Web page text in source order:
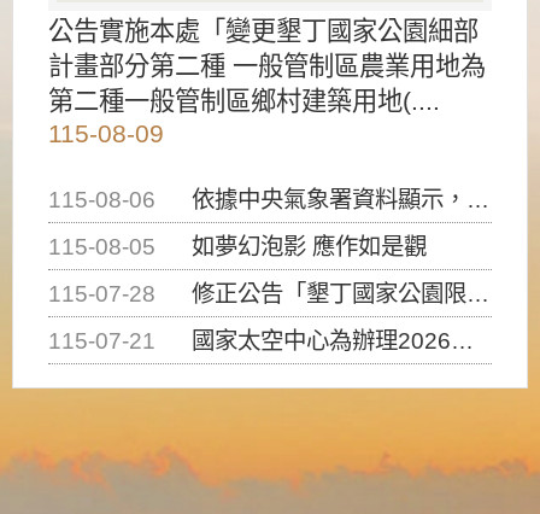
公告實施本處「變更墾丁國家公園細部
計畫部分第二種 一般管制區農業用地為
第二種一般管制區鄉村建築用地(....
115-08-09
115-08-06
依據中央氣象署資料顯示，白海豚颱風持續接近臺灣，請密切注意動向及早完成防災應變準備
115-08-05
如夢幻泡影 應作如是觀
115-07-28
修正公告「墾丁國家公園限制水域遊憩活動之種類、範圍、時間及行為」，自即日生效。
115-07-21
國家太空中心為辦理2026台灣盃火箭競賽，陸、海、空域警戒及協調相關事宜，因颱風備案事宜